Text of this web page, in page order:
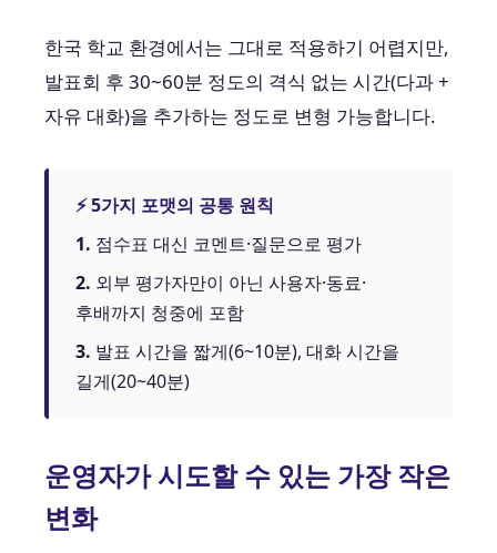
한국 학교 환경에서는 그대로 적용하기 어렵지만,
발표회 후 30~60분 정도의 격식 없는 시간(다과 +
자유 대화)을 추가하는 정도로 변형 가능합니다.
⚡ 5가지 포맷의 공통 원칙
1. 점수표 대신 코멘트·질문으로 평가
2. 외부 평가자만이 아닌 사용자·동료·
후배까지 청중에 포함
3. 발표 시간을 짧게(6~10분), 대화 시간을
길게(20~40분)
운영자가 시도할 수 있는 가장 작은
변화